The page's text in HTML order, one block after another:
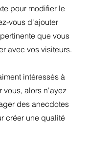
pour modifier le
vous d'ajouter
que vous
avec vos visiteurs.
intéressés à
vous, alors n'ayez
des anecdotes
créer une qualité